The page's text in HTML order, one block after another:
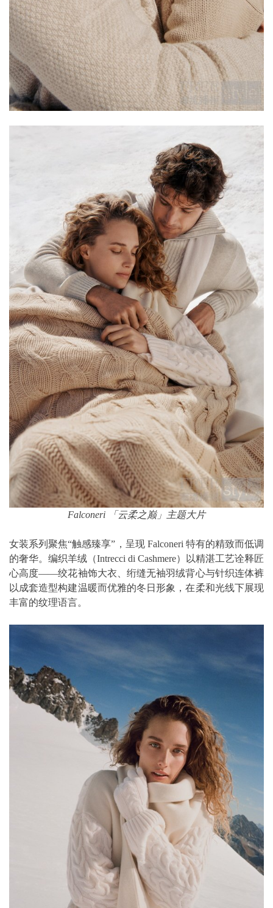
Falconeri 「云柔之巅」主题大片
女装系列聚焦“触感臻享”，呈现 Falconeri 特有的精致而低调
的奢华。编织羊绒（Intrecci di Cashmere）以精湛工艺诠释匠
心高度——绞花袖饰大衣、绗缝无袖羽绒背心与针织连体裤
以成套造型构建温暖而优雅的冬日形象，在柔和光线下展现
丰富的纹理语言。